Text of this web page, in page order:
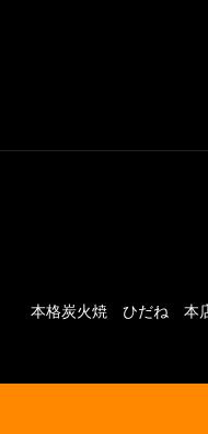
本格炭火焼 ひだね 本